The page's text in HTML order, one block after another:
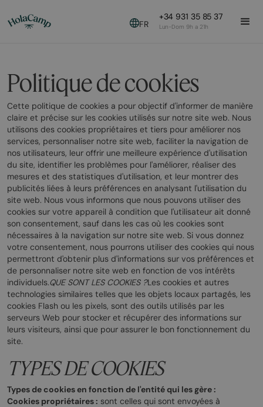
FR
+34 931 35 85 37
Lun-Dom 9h a 21h
Politique de cookies
Cette politique de cookies a pour objectif d'informer de manière
claire et précise sur les cookies utilisés sur notre site web. Nous
utilisons des cookies propriétaires et tiers pour améliorer nos
services, personnaliser notre site web, faciliter la navigation de
nos utilisateurs, leur offrir une meilleure expérience d'utilisation
du site, identifier les problèmes pour l'améliorer, réaliser des
mesures et des statistiques d'utilisation, et leur montrer des
publicités liées à leurs préférences en analysant l'utilisation du
site web. Nous vous informons que nous pouvons utiliser des
cookies sur votre appareil à condition que l'utilisateur ait donné
son consentement, sauf dans les cas où les cookies sont
nécessaires à la navigation sur notre site web. Si vous donnez
votre consentement, nous pourrons utiliser des cookies qui nous
permettront d'obtenir plus d'informations sur vos préférences et
de personnaliser notre site web en fonction de vos intérêts
individuels.QUE SONT LES COOKIES ?Les cookies et autres
technologies similaires telles que les objets locaux partagés, les
cookies Flash ou les pixels, sont des outils utilisés par les
serveurs Web pour stocker et récupérer des informations sur
leurs visiteurs, ainsi que pour assurer le bon fonctionnement du
site.
TYPES DE COOKIES
Types de cookies en fonction de l'entité qui les gère :
Cookies propriétaires : sont celles qui sont envoyées à